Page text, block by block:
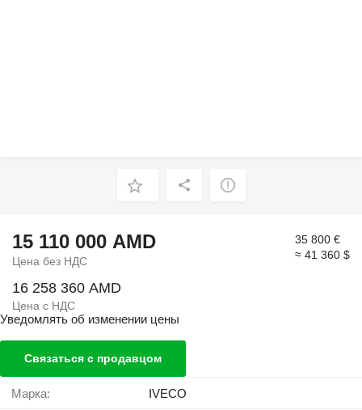
15 110 000 AMD
Цена без НДС
35 800 €
≈ 41 360 $
16 258 360 AMD
Цена с НДС
Уведомлять об изменении цены
Связаться с продавцом
Марка: IVECO